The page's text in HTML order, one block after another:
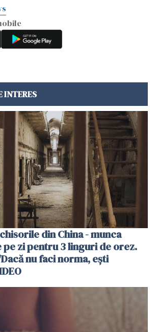
INTERES
din China - munca
pe zi pentru 3 linguri de orez.
nu faci norma, ești